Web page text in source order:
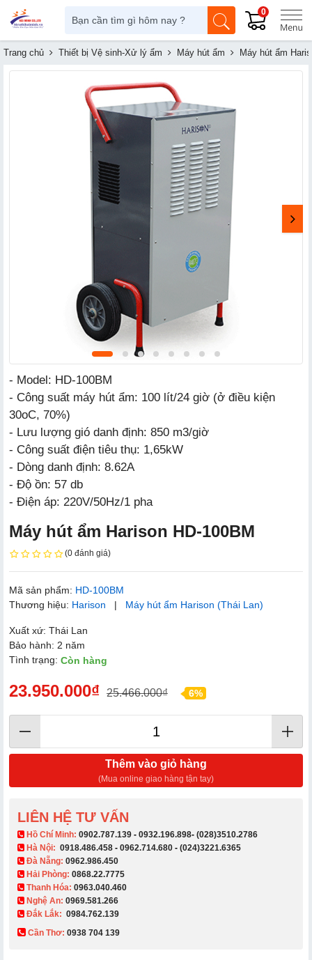
0
Trang chủ Thiết bị Vệ sinh-Xử lý ẩm Máy hút ẩm Máy hút ẩm
- Model: HD-100BM
- Công suất máy hút ẩm: 100 lít/24 giờ (ở điều kiện
30oC, 70%)
- Lưu lượng gió danh định: 850 m3/giờ
- Công suất điện tiêu thụ: 1,65kW
- Dòng danh định: 8.62A
- Độ ồn: 57 db
- Điện áp: 220V/50Hz/1 pha
Máy hút ẩm Harison HD-100BM
(0 đánh giá)
Mã sản phẩm: HD-100BM
Thương hiệu: Harison | Máy hút ẩm Harison (Thái Lan)
Xuất xứ: Thái Lan
Bảo hành: 2 năm
Tình trạng: Còn hàng
23.950.000₫ 25.466.000₫ 6%
Thêm vào giỏ hàng
(Mua online giao hàng tận tay)
LIÊN HỆ TƯ VẤN
​ Hồ Chí Minh: 0902.787.139 - 0932.196.898- (028)3510.2786
Hà Nội: 0918.486.458 - 0962.714.680 - (024)3221.6365
Đà Nẵng: 0962.986.450
Hải Phòng: 0868.22.7775
Thanh Hóa: 0963.040.460
Nghệ An: 0969.581.266
Đắk Lắk: 0984.762.139
Cần Thơ: 0938 704 139​